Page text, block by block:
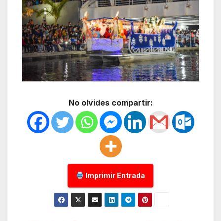
No olvides compartir:
Imprimir Entrada